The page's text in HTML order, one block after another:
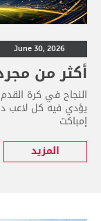
June 30, 2026
أكثر من
النجاح في كرة
يؤدي فيه كل لاعب
إمباكت
المزيد